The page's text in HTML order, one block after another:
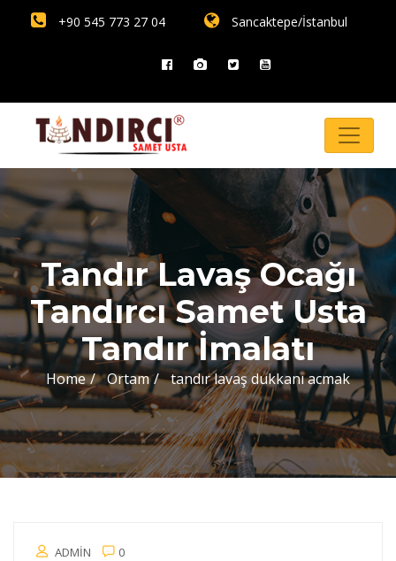
+90 545 773 27 04 Sancaktepe/İstanbul
Tandır Lavaş Ocağı
Tandırcı Samet Usta
Tandır İmalatı
Home Ortam tandır lavaş dukkanı acmak
ADMIN 0